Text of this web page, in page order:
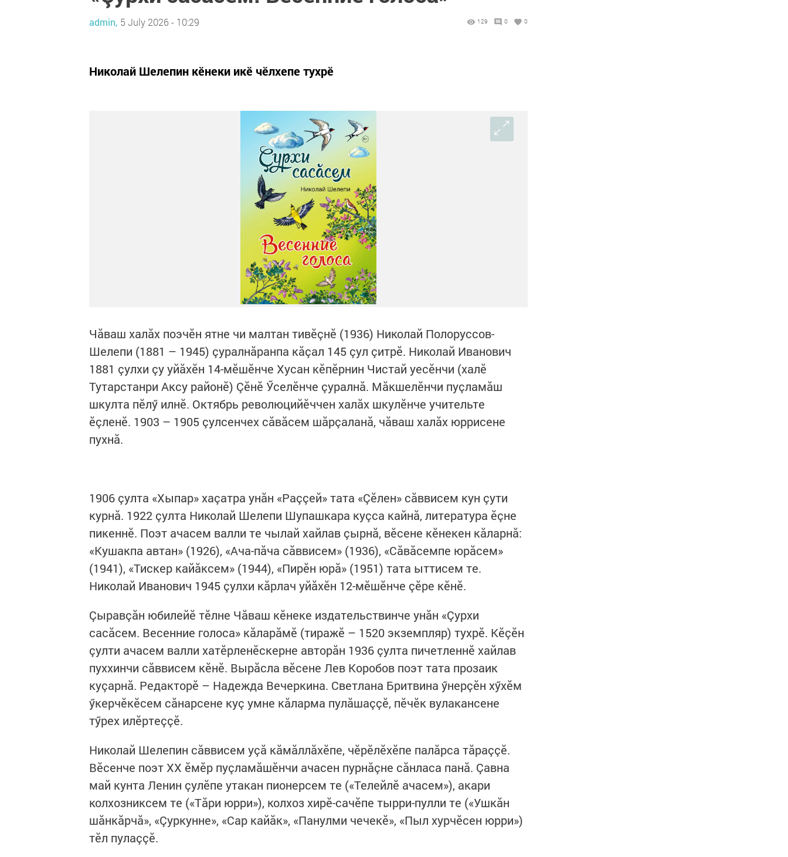
admin, 5 July 2026 - 10:29 129 0 0
Николай Шелепин кӗнеки икӗ чӗлхепе тухрӗ
Чăваш халăх поэчӗн ятне чи малтан тивӗçнӗ (1936) Николай Полоруссов-
Шелепи (1881 – 1945) çуралнăранпа кăçал 145 çул çитрӗ. Николай Иванович
1881 çулхи çу уйăхӗн 14-мӗшӗнче Хусан кӗпӗрнин Чистай уесӗнчи (халӗ
Тутарстанри Аксу районӗ) Çӗнӗ Ӳселӗнче çуралнă. Мăкшелӗнчи пуçламăш
шкулта пӗлӳ илнӗ. Октябрь революцийӗччен халăх шкулӗнче учительте
ӗçленӗ. 1903 – 1905 çулсенчех сăвăсем шăрçаланă, чăваш халăх юррисене
пухнă.
1906 çулта «Хыпар» хаçатра унăн «Раççей» тата «Çӗлен» сăввисем кун çути
курнă. 1922 çулта Николай Шелепи Шупашкара куçса кайнă, литература ӗçне
пикеннӗ. Поэт ачасем валли те чылай хайлав çырнă, вӗсене кӗнекен кăларнă:
«Кушакпа автан» (1926), «Ача-пăча сăввисем» (1936), «Сăвăсемпе юрăсем»
(1941), «Тискер кайăксем» (1944), «Пирӗн юрă» (1951) тата ыттисем те.
Николай Иванович 1945 çулхи кăрлач уйăхӗн 12-мӗшӗнче çӗре кӗнӗ.
Çыравçăн юбилейӗ тӗлне Чăваш кӗнеке издательствинче унăн «Çурхи
сасăсем. Весенние голоса» кăларăмӗ (тиражӗ – 1520 экземпляр) тухрӗ. Кӗçӗн
çулти ачасем валли хатӗрленӗскерне авторăн 1936 çулта пичетленнӗ хайлав
пуххинчи сăввисем кӗнӗ. Вырăсла вӗсене Лев Коробов поэт тата прозаик
куçарнă. Редакторӗ – Надежда Вечеркина. Светлана Бритвина ӳнерçӗн хӳхӗм
ӳкерчӗкӗсем сăнарсене куç умне кăларма пулăшаççӗ, пӗчӗк вулакансене
тӳрех илӗртеççӗ.
Николай Шелепин сăввисем уçă кăмăллăхӗпе, чӗрӗлӗхӗпе палăрса тăраççӗ.
Вӗсенче поэт XX ӗмӗр пуçламăшӗнчи ачасен пурнăçне сăнласа панă. Çавна
май кунта Ленин çулӗпе утакан пионерсем те («Телейлӗ ачасем»), акари
колхозниксем те («Тăри юрри»), колхоз хирӗ-сачӗпе тырри-пулли те («Ушкăн
шăнкăрчă», «Çуркунне», «Сар кайăк», «Панулми чечекӗ», «Пыл хурчӗсен юрри»)
тӗл пулаççӗ.